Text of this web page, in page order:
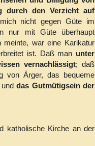
durch den Verzicht auf
nicht gegen Güte im
nur mit Güte überhaupt
war eine Karikatur
ist. Daß man unter
vernachlässigt; daß
von Ärger, das bequeme
unddas Gutmütigsein der
katholische Kirche an der